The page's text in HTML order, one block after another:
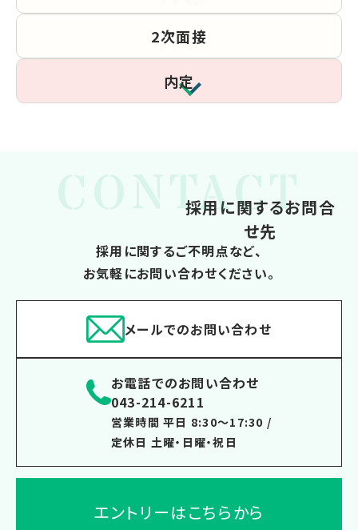
2次面接
内定
採用に関するお問合
せ先
CONTACT
採用に関するご不明点など、
お気軽にお問い合わせください。
メールでのお問い合わせ
お電話でのお問い合わせ
043-214-6211
営業時間 平日 8:30～17:30 /
定休日 土曜・日曜・祝日
エントリーはこちらから